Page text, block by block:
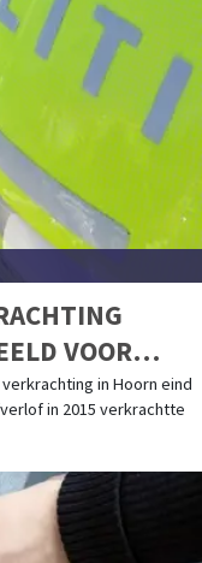
VOOR
in Hoorn eind
in 2015 verkrachtte